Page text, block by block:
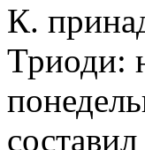
К.
Триоди: